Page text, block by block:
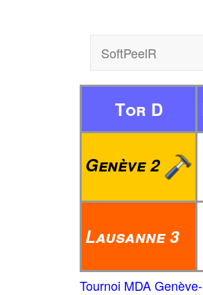
SoftPeelR
Tor D
Genève 2
Lausanne 3
Tournoi MDA